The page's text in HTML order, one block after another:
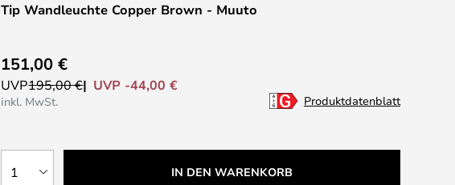
Tip Wandleuchte Copper Brown - Muuto
151,00 €
UVP195,00 € UVP -44,00 €
inkl. MwSt. Produktdatenblatt
1 IN DEN WARENKORB